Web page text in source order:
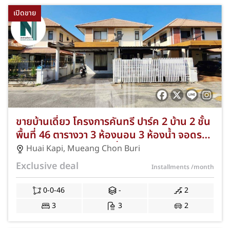
เปิดขาย
ขายบ้านเดี่ยว โครงการคันทรี ปาร์ค 2 บ้าน 2 ชั้น
พื้นที่ 46 ตารางวา 3 ห้องนอน 3 ห้องน้ำ จอดรถ
ได้ 2 คัน ทำเลห้วยกะปิ-เลี่ยงหนองมน ฟรีแอร์ 3
เครื่อง NKA-64-446
Huai Kapi, Mueang Chon Buri
Exclusive deal Installments/month
0-0-46 -
2
3
3 2